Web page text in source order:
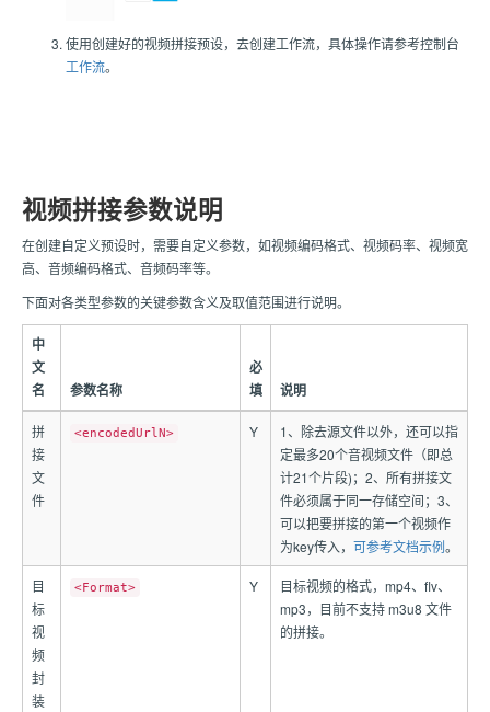
使用创建好的视频拼接预设，去创建工作流，具体操作请参考控制台
工作流。
视频拼接参数说明
在创建自定义预设时，需要自定义参数，如视频编码格式、视频码率、视频宽
高、音频编码格式、音频码率等。
下面对各类型参数的关键参数含义及取值范围进行说明。
中
文
名
参数名称
必
填
说明
拼
接
文
件
<encodedUrlN> Y
1、除去源文件以外，还可以指
定最多20个音视频文件（即总
计21个片段)；2、所有拼接文
件必须属于同一存储空间；3、
可以把要拼接的第一个视频作
为key传入， 可参考文档示例。
目
标
视
频
封
装
<Format> Y
目标视频的格式，mp4、flv、
mp3，目前不支持 m3u8 文件
的拼接。